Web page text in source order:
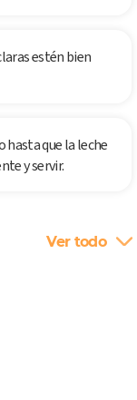
estén bien
hasta que la leche
y servir.
Ver todo